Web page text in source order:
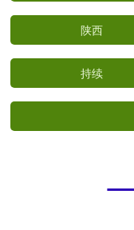
陕西
持续